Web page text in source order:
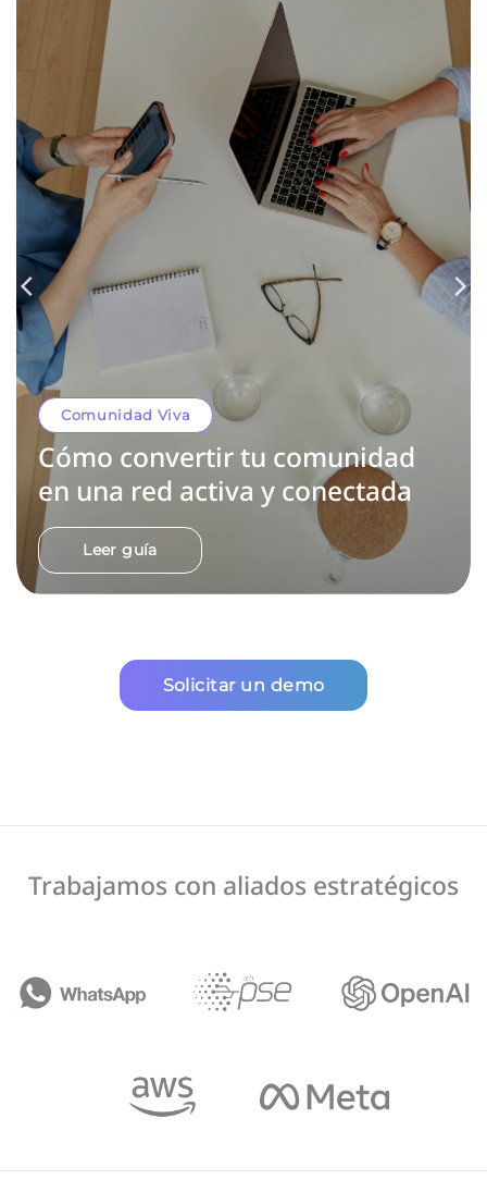
Comunidad Viva
Cómo convertir tu comunidad
en una red activa y conectada
Leer guía
Solicitar un demo
Trabajamos con aliados estratégicos